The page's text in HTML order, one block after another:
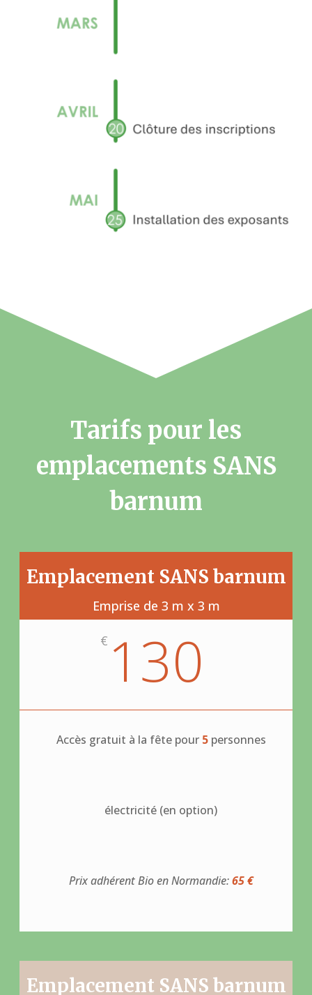
Tarifs pour les
emplacements SANS
barnum
Emplacement SANS barnum
Emprise de 3 m x 3 m
€ 130
Accès gratuit à la fête pour 5 personnes
électricité (en option)
Prix adhérent Bio en Normandie:65 €
Emplacement SANS barnum